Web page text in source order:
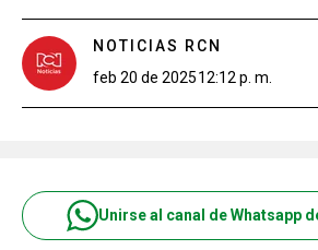
NOTICIAS RCN
feb 20 de 202512:12 p. m.
Unirse al canal de Whatsapp